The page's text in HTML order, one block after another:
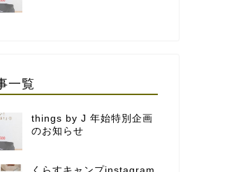
一覧
things by J 年始特別企画
のお知らせ